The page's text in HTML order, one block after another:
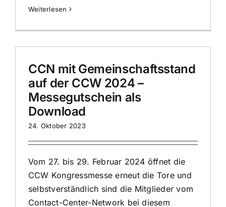
Weiterlesen
CCN mit Gemeinschaftsstand
auf der CCW 2024 –
Messegutschein als
Download
24. Oktober 2023
Vom 27. bis 29. Februar 2024 öffnet die
CCW Kongressmesse erneut die Tore und
selbstverständlich sind die Mitglieder vom
Contact-Center-Network bei diesem